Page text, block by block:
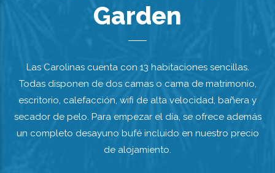
Garden
Las Carolinas cuenta con 13 habitaciones sencillas.
Todas disponen de dos camas o cama de matrimonio,
escritorio, calefacción, wifi de alta velocidad, bañera y
secador de pelo. Para empezar el día, se ofrece además
un completo desayuno bufé incluido en nuestro precio
de alojamiento.